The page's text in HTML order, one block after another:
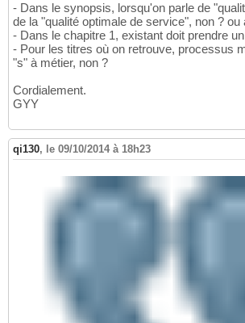
- Dans le synopsis, lorsqu'on parle de
de la "qualité optimale de service", non ? ou
- Dans le chapitre 1, existant doit prendre
- Pour les titres où on retrouve, processus
"s" à métier, non ?
Cordialement.
GYY
qi130, le 09/10/2014 à 18h23